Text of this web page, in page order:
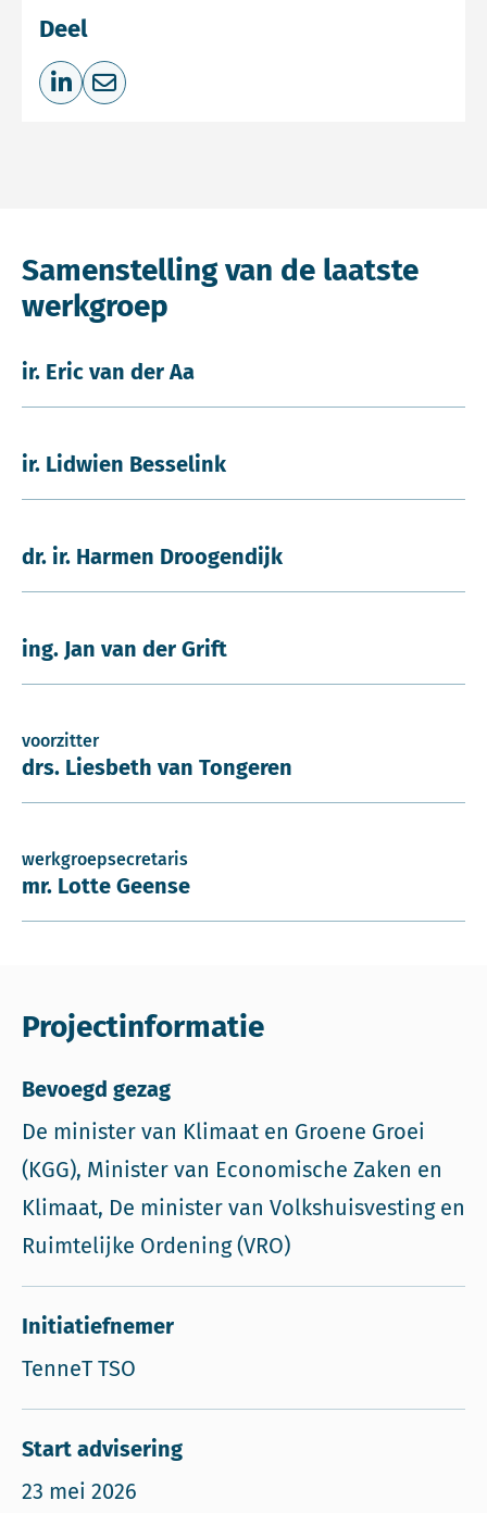
Deel
Deel op LinkedIn
Deel via e-mail
Samenstelling van de laatste
werkgroep
ir. Eric van der Aa
ir. Lidwien Besselink
dr. ir. Harmen Droogendijk
ing. Jan van der Grift
voorzitter
drs. Liesbeth van Tongeren
werkgroepsecretaris
mr. Lotte Geense
Projectinformatie
Bevoegd gezag
De minister van Klimaat en Groene Groei
(KGG), Minister van Economische Zaken en
Klimaat, De minister van Volkshuisvesting en
Ruimtelijke Ordening (VRO)
Initiatiefnemer
TenneT TSO
Start advisering
23 mei 2026